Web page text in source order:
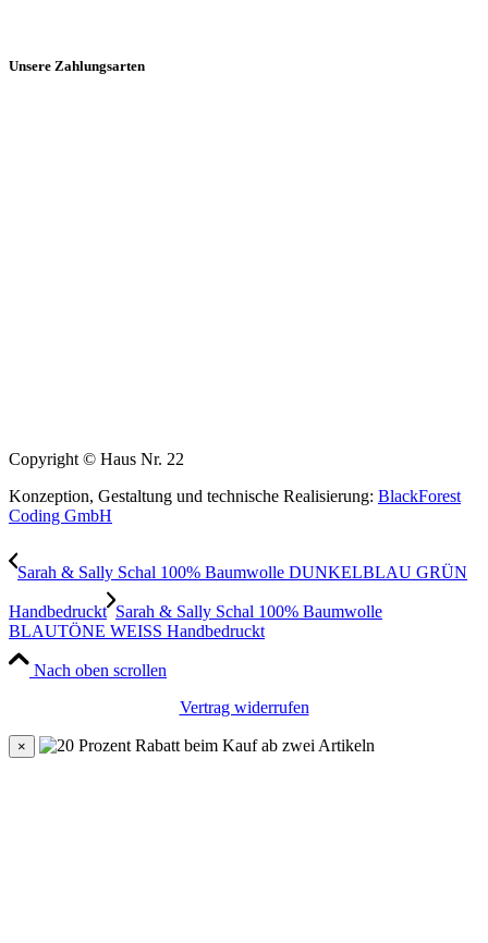
Unsere Zahlungsarten
Copyright © Haus Nr. 22
Konzeption, Gestaltung und technische Realisierung: BlackForest
Coding GmbH
Sarah & Sally Schal 100% Baumwolle DUNKELBLAU GRÜN
Handbedruckt Sarah & Sally Schal 100% Baumwolle
BLAUTÖNE WEISS Handbedruckt
Nach oben scrollen
Vertrag widerrufen
×